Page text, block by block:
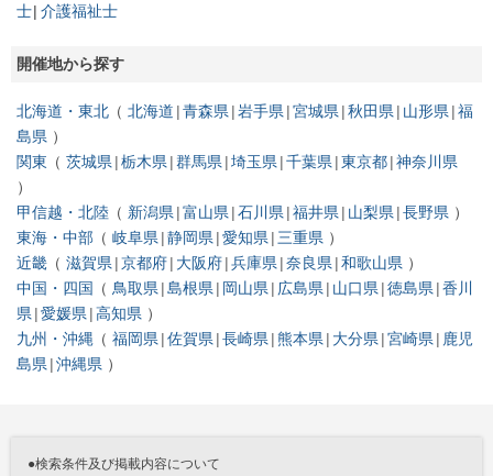
士 介護福祉士
開催地から探す
北海道・東北 北海道 青森県 岩手県 宮城県 秋田県 山形県 福
島県
関東
茨城県 栃木県 群馬県 埼玉県 千葉県 東京都 神奈川県
甲信越・北陸 新潟県 富山県 石川県 福井県 山梨県 長野県
東海・中部
岐阜県 静岡県 愛知県
三重県
近畿
滋賀県 京都府 大阪府 兵庫県 奈良県 和歌山県
中国・四国
鳥取県 島根県 岡山県 広島県 山口県 徳島県 香川
県 愛媛県 高知県
九州・沖縄
福岡県 佐賀県 長崎県 熊本県 大分県 宮崎県
鹿児
島県 沖縄県
●検索条件及び掲載内容について